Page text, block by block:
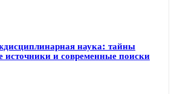
наука: тайны
и современные поиски